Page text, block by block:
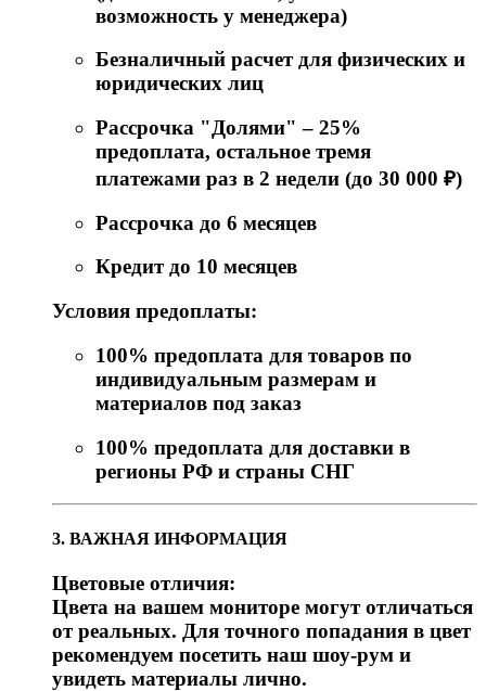
возможность у менеджера)
Безналичный расчет для физических и
юридических лиц
Рассрочка "Долями" – 25%
предоплата, остальное тремя
платежами раз в 2 недели (до 30 000 ₽)
Рассрочка до 6 месяцев
Кредит до 10 месяцев
Условия предоплаты:
100% предоплата для товаров по
индивидуальным размерам и
материалов под заказ
100% предоплата для доставки в
регионы РФ и страны СНГ
3. ВАЖНАЯ ИНФОРМАЦИЯ
Цветовые отличия:
Цвета на вашем мониторе могут отличаться
от реальных. Для точного попадания в цвет
рекомендуем посетить наш шоу-рум и
увидеть материалы лично.